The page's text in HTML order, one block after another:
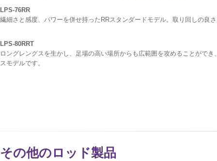
LPS-76RR
繊細さと感度、パワーを併せ持ったRRスタンダードモデル。取り回しの良
LPS-80RRT
ロングレングスを生かし、足場の高い場所からも広範囲を攻めることがで
スモデルです。
その他のロッド製品